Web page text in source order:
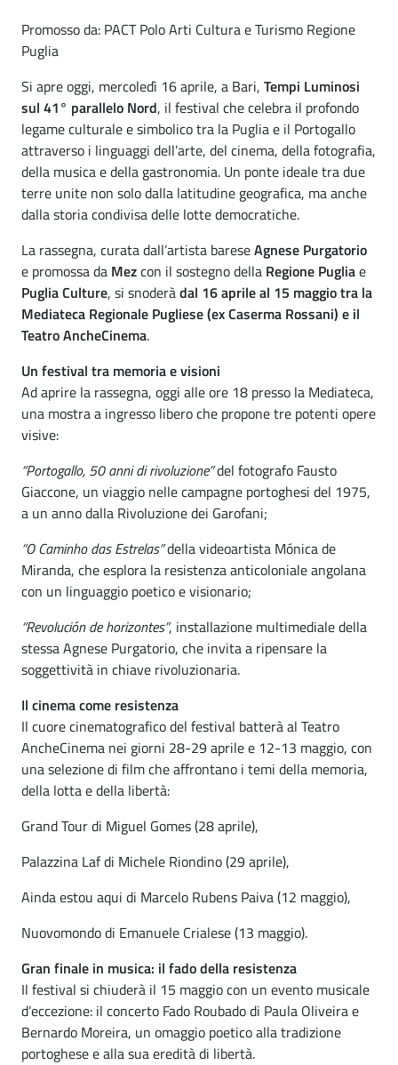
Promosso da: PACT Polo Arti Cultura e Turismo Regione
Puglia
Si apre oggi, mercoledì 16 aprile, a Bari, Tempi Luminosi
sul 41° parallelo Nord, il festival che celebra il profondo
legame culturale e simbolico tra la Puglia e il Portogallo
attraverso i linguaggi dell’arte, del cinema, della fotografia,
della musica e della gastronomia. Un ponte ideale tra due
terre unite non solo dalla latitudine geografica, ma anche
dalla storia condivisa delle lotte democratiche.
La rassegna, curata dall’artista bareseAgnese Purgatorio
e promossa da Mezcon il sostegno della Regione Pugliae
Puglia Culture, si snoderàdal 16 aprile al 15 maggio tra la
Mediateca Regionale Pugliese (ex Caserma Rossani) e il
Teatro AncheCinema.
Un festival tra memoria e visioni
Ad aprire la rassegna, oggi alle ore 18 presso la Mediateca,
una mostra a ingresso libero che propone tre potenti opere
visive:
“Portogallo, 50 anni di rivoluzione”del fotografo Fausto
Giaccone, un viaggio nelle campagne portoghesi del 1975,
a un anno dalla Rivoluzione dei Garofani;
“O Caminho das Estrelas”della videoartista Mónica de
Miranda, che esplora la resistenza anticoloniale angolana
con un linguaggio poetico e visionario;
“Revolución de horizontes”, installazione multimediale della
stessa Agnese Purgatorio, che invita a ripensare la
soggettività in chiave rivoluzionaria.
Il cinema come resistenza
Il cuore cinematografico del festival batterà al Teatro
AncheCinema nei giorni 28-29 aprile e 12-13 maggio, con
una selezione di film che affrontano i temi della memoria,
della lotta e della libertà:
Grand Tour di Miguel Gomes (28 aprile),
Palazzina Laf di Michele Riondino (29 aprile),
Ainda estou aqui di Marcelo Rubens Paiva (12 maggio),
Nuovomondo di Emanuele Crialese (13 maggio).
Gran finale in musica: il fado della resistenza
Il festival si chiuderà il 15 maggio con un evento musicale
d’eccezione: il concerto Fado Roubado di Paula Oliveira e
Bernardo Moreira, un omaggio poetico alla tradizione
portoghese e alla sua eredità di libertà.